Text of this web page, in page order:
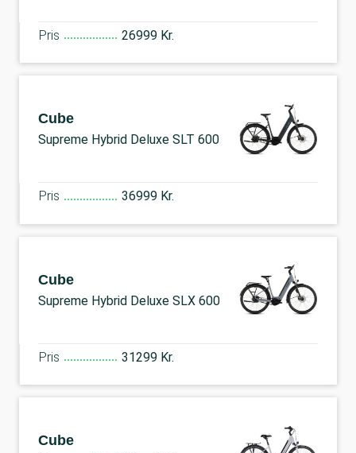
Pris 26999 Kr.
Cube
Supreme Hybrid Deluxe SLT 600
Pris 36999 Kr.
Cube
Supreme Hybrid Deluxe SLX 600
Pris 31299 Kr.
Cube